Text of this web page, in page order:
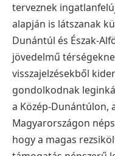
terveznek
alapján is látszanak
Dunántúl és Észak-
jövedelmű
visszajelzésekből
gondolkodnak
a Közép-Dunántúlon,
Magyarországon
hogy a magas